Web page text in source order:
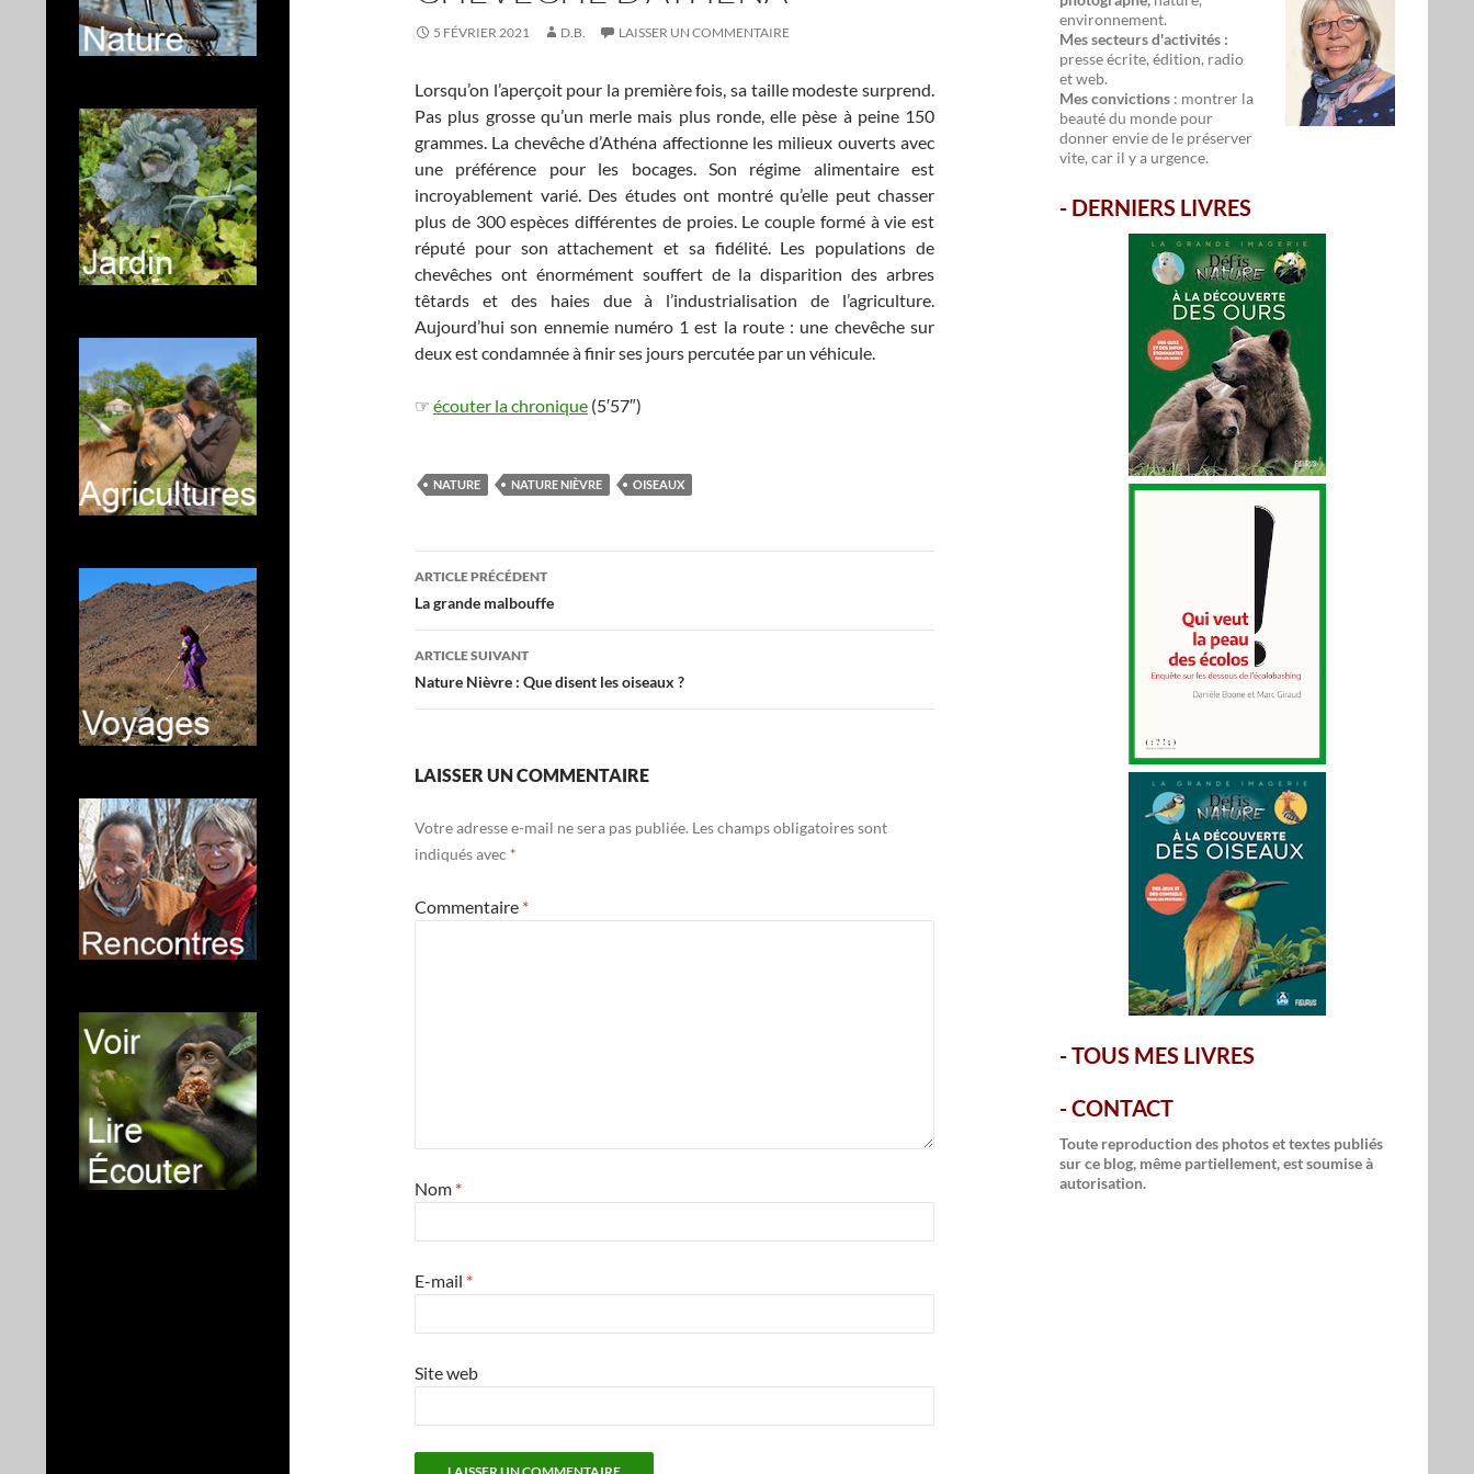
5 FÉVRIER 2021 D.B. LAISSER UN COMMENTAIRE
Lorsqu’on l’aperçoit pour la première fois, sa taille modeste surprend.
Pas plus grosse qu’un merle mais plus ronde, elle pèse à peine 150
grammes. La chevêche d’Athéna affectionne les milieux ouverts avec
une préférence pour les bocages. Son régime alimentaire est
incroyablement varié. Des études ont montré qu’elle peut chasser
plus de 300 espèces différentes de proies. Le couple formé à vie est
réputé pour son attachement et sa fidélité. Les populations de
chevêches ont énormément souffert de la disparition des arbres
têtards et des haies due à l’industrialisation de l’agriculture.
Aujourd’hui son ennemie numéro 1 est la route : une chevêche sur
deux est condamnée à finir ses jours percutée par un véhicule.
☞ écouter la chronique (5′57″)
NATURE NATURE NIÈVRE OISEAUX
Navigation
des
articles
ARTICLE PRÉCÉDENT
La grande malbouffe
ARTICLE SUIVANT
Nature Nièvre : Que disent les oiseaux ?
LAISSER UN COMMENTAIRE
Votre adresse e-mail ne sera pas publiée. Les champs obligatoires sont
indiqués avec *
Commentaire *
Nom *
E-mail *
Site web
environnement.
Mes secteurs d'activités :
presse écrite, édition, radio
et web.
Mes convictions : montrer la
beauté du monde pour
donner envie de le préserver
vite, car il y a urgence.
- DERNIERS LIVRES
-TOUS MES LIVRES
-CONTACT
Toute reproduction des photos et textes publiés
sur ce blog, même partiellement, est soumise à
autorisation.